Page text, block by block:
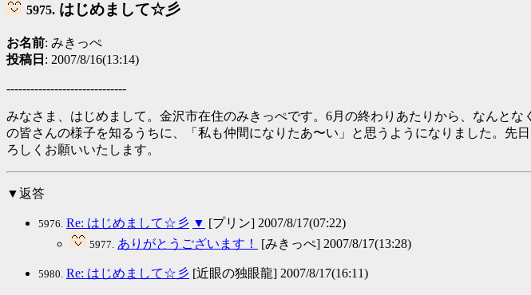
5975. はじめまして☆彡
お名前: みきっぺ
投稿日 : 2007/8/16(13:14)
------------------------------
みなさま、はじめまして。金沢市在住のみきっぺです。6月の終わりあたりから、なんと
の皆さんの様子を知るうちに、「私も仲間になりたあ〜い」と思うようになりました。先
ろしくお願いいたします。
▼返答
5976. Re: はじめまして☆彡 ▼ [プリン] 2007/8/17(07:22)
5977. ありがとうございます！ [みきっぺ] 2007/8/17(13:28)
5980. Re: はじめまして☆彡 [近眼の独眼龍] 2007/8/17(16:11)